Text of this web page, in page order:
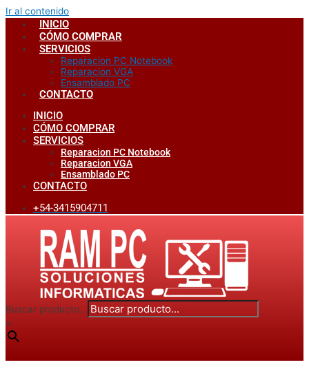
Ir al contenido
INICIO
CÓMO COMPRAR
SERVICIOS
Reparacion PC Notebook
Reparacion VGA
Ensamblado PC
CONTACTO
INICIO
CÓMO COMPRAR
SERVICIOS
Reparacion PC Notebook
Reparacion VGA
Ensamblado PC
CONTACTO
+54-3415904711
Buscar producto...
×